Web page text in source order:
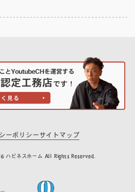
ーポリシーサイトマップ
ピネスホーム All Rights Reserved.